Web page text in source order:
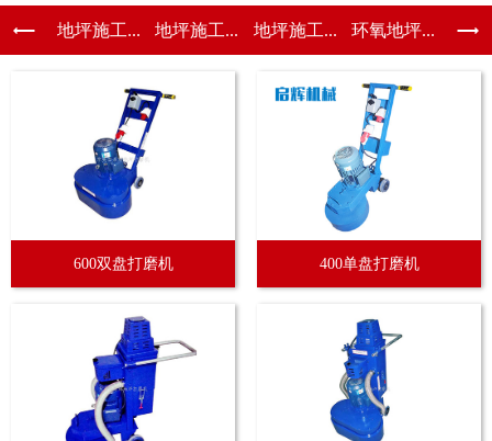
地坪施工... 地坪施工... 地坪施工... 环氧地坪...
600双盘打磨机 400单盘打磨机